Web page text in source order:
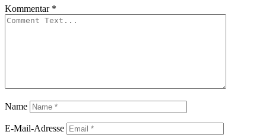
Kommentar *
Name
E-Mail-Adresse